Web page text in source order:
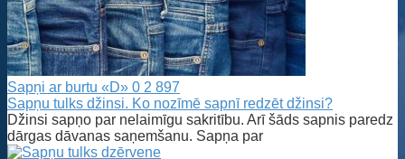
Sapņi ar burtu «D» 0 2 897
Sapņu tulks džinsi. Ko nozīmē sapnī redzēt džinsi?
Džinsi sapņo par nelaimīgu sakritību. Arī šāds sapnis paredz
dārgas dāvanas saņemšanu. Sapņa par